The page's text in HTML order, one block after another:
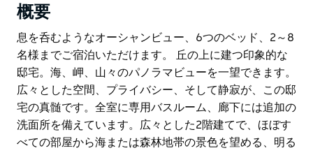
概要
息を呑むようなオーシャンビュー、6つのベッド、2～8
名様までご宿泊いただけます。 丘の上に建つ印象的な
邸宅。海、岬、山々のパノラマビューを一望できます。
広々とした空間、プライバシー、そして静寂が、この邸
宅の真髄です。全室に専用バスルーム、廊下には追加の
洗面所を備えています。広々とした2階建てで、ほぼす
べての部屋から海または森林地帯の景色を望める、明る